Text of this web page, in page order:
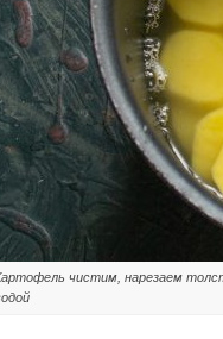
чистим, нарезаем